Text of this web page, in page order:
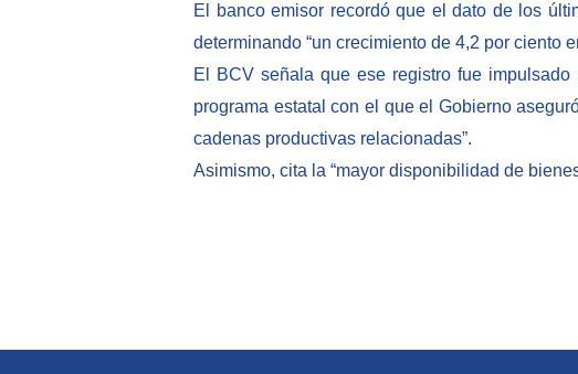
El banco emisor recordó que el dato de los
determinando “un crecimiento de 4,2 por ciento
El BCV señala que ese registro fue
programa estatal con el que el Gobierno
cadenas productivas relacionadas”.
Asimismo, cita la “mayor disponibilidad de